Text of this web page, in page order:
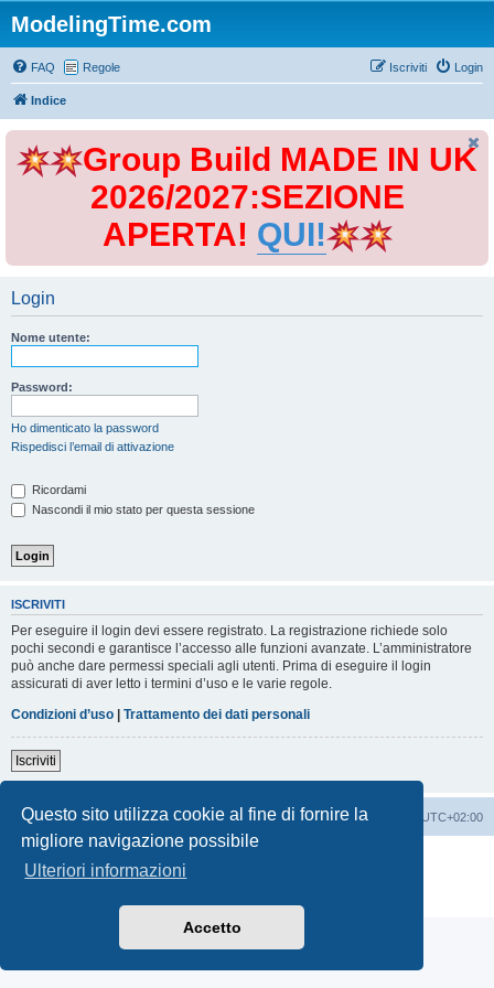
Questo sito utilizza cookie al fine di fornire la
migliore navigazione possibile
Ulteriori informazioni
Accetto
ModelingTime.com
FAQ Regole Login
Iscriviti
Indice
Group Build MADE IN UK
2026/2027:SEZIONE
APERTA! QUI!
Login
Nome utente:
Password:
Ho dimenticato la password
Rispedisci l’email di attivazione
Ricordami
Nascondi il mio stato per questa sessione
ISCRIVITI
Per eseguire il login devi essere registrato. La registrazione richiede solo
pochi secondi e garantisce l’accesso alle funzioni avanzate. L’amministratore
può anche dare permessi speciali agli utenti. Prima di eseguire il login
assicurati di aver letto i termini d’uso e le varie regole.
Condizioni d’uso | Trattamento dei dati personali
Iscriviti
Indice Tutti gli orari sono UTC+02:00
Cancella cookie
Contattaci
Traduzione Italiana